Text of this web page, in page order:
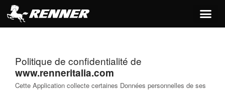
principal
Politique de confidentialité de
www.renneritalia.com
Cette Application collecte certaines Données personnelles de ses